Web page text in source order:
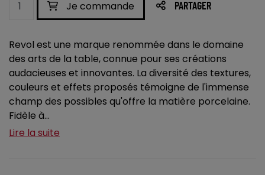
Je commande PARTAGER
Revol est une marque renommée dans le domaine
des arts de la table, connue pour ses créations
audacieuses et innovantes. La diversité des textures,
couleurs et effets proposés témoigne de l'immense
champ des possibles qu'offre la matière porcelaine.
Fidèle à...
Lire la suite